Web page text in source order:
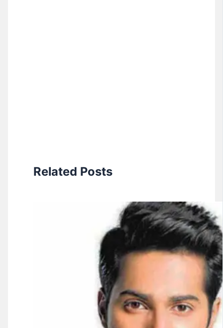
Related Posts